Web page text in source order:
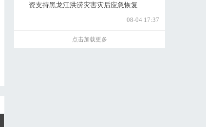
资支持黑龙江洪涝灾害灾后应急恢复
08-04 17:37
点击加载更多